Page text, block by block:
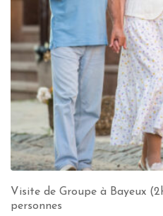
Visite de Groupe à Bayeux
personnes